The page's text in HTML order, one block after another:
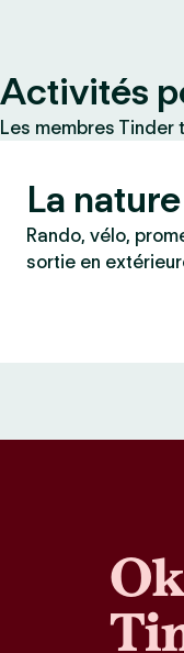
Activités
Les membres Tinder
La nature
Rando, vélo,
sortie en